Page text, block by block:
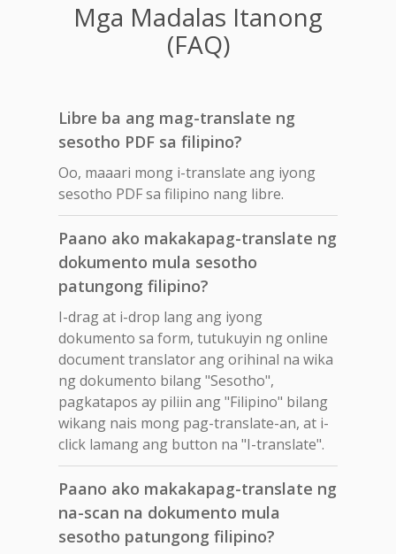
Mga Madalas Itanong
(FAQ)
Libre ba ang mag-translate ng
sesotho PDF sa filipino?
Oo, maaari mong i-translate ang iyong
sesotho PDF sa filipino nang libre.
Paano ako makakapag-translate ng
dokumento mula sesotho
patungong filipino?
I-drag at i-drop lang ang iyong
dokumento sa form, tutukuyin ng online
document translator ang orihinal na wika
ng dokumento bilang "Sesotho",
pagkatapos ay piliin ang "Filipino" bilang
wikang nais mong pag-translate-an, at i-
click lamang ang button na "I-translate".
Paano ako makakapag-translate ng
na-scan na dokumento mula
sesotho patungong filipino?